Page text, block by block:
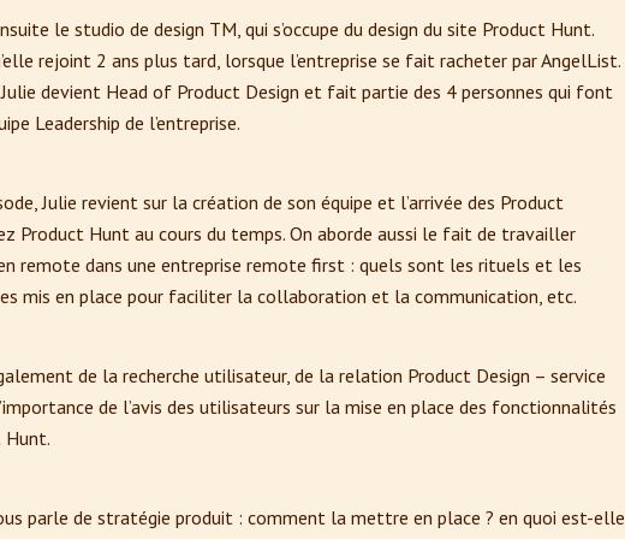
le studio de design TM, qui s’occupe du design du site Product Hunt.
rejoint 2 ans plus tard, lorsque l’entreprise se fait racheter par AngelList.
devient Head of Product Design et fait partie des 4 personnes qui font
Leadership de l’entreprise.
Julie revient sur la création de son équipe et l’arrivée des Product
Product Hunt au cours du temps. On aborde aussi le fait de travailler
remote dans une entreprise remote first : quels sont les rituels et les
mis en place pour faciliter la collaboration et la communication, etc.
de la recherche utilisateur, de la relation Product Design – service
de l’avis des utilisateurs sur la mise en place des fonctionnalités
Hunt.
parle de stratégie produit : comment la mettre en place ? en quoi est-elle